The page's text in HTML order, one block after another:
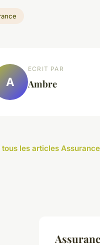
A
ECRIT PAR
Ambre
les articles Assurance